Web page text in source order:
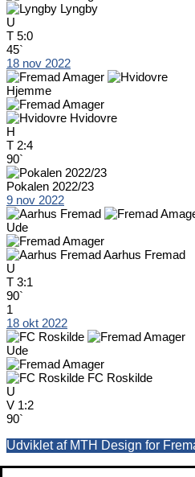
Lyngby
U
T 5:0
45`
18 nov 2022
Hjemme
Hvidovre
H
T 2:4
90`
Pokalen 2022/23
9 nov 2022
Ude
Aarhus Fremad
U
T 3:1
90`
1
18 okt 2022
Ude
FC Roskilde
U
V 1:2
90`
Udviklet af MTH Design for